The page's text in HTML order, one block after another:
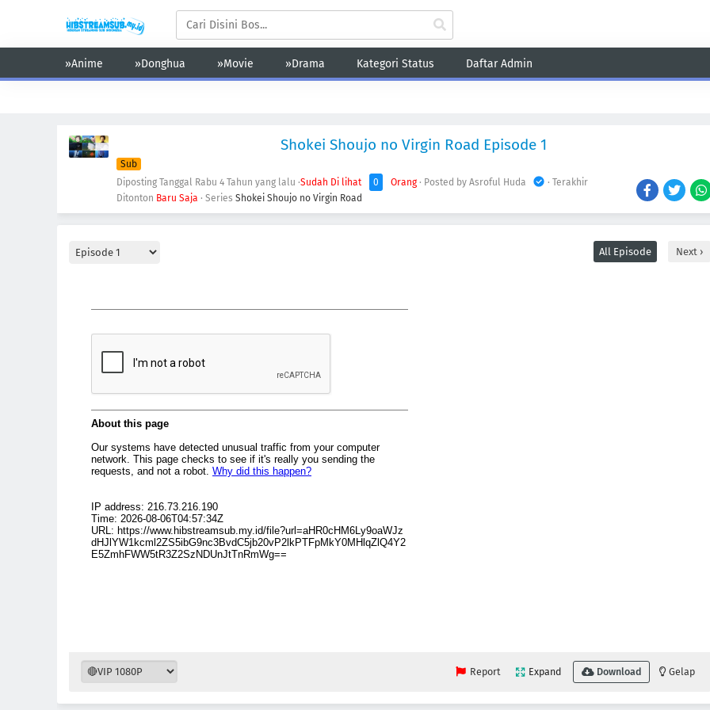
»Anime »Donghua »Movie »Drama Kategori Status Daftar Admin
Shokei Shoujo no Virgin Road Episode 1
Sub
Diposting Tanggal Rabu 4 Tahun yang lalu ·Sudah Di lihat 0 Orang · Posted by Asroful Huda
· Terakhir
Ditonton Baru Saja · Series Shokei Shoujo no Virgin Road
All Episode Next
Report Expand Download Gelap